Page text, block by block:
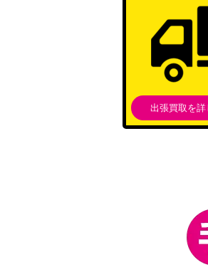
潔 世一（UR）
黒崎 一護（
坂田 銀時（UR/
アンディ（
ゴン＝フリーク
宿儺（UR）【
四ノ宮 キコル
出張買取を詳